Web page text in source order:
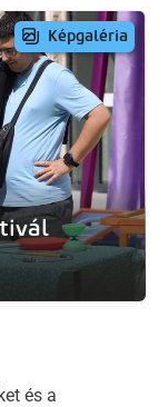
Képgaléria
és a